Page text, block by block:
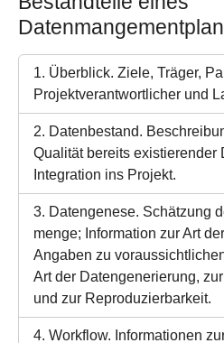
1. Überblick. Ziele, Träger,
Projektverantwortlicher und
2. Datenbestand.
Qualität bereits existierender
Integration ins Projekt.
3. Datengenese. Schätzung
menge; Information zur Art
Angaben zu
Art der Datengenerierung,
und zur Reproduzierbarkeit.
4. Workflow. Informationen